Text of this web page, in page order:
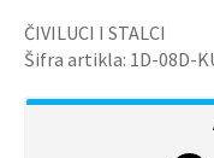
ČIVILUCI I STALCI
Šifra artikla: 1D-08D-